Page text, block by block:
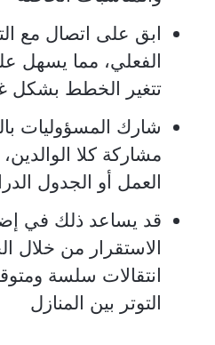
ابق على اتصال مع
الفعلي، مما يسهل
تتغير الخطط بشكل
شارك المسؤوليات
مشاركة كلا
العمل أو الجدول
قد يساعد ذلك في
الاستقرار من خلال
انتقالات سلسة
التوتر بين المنازل